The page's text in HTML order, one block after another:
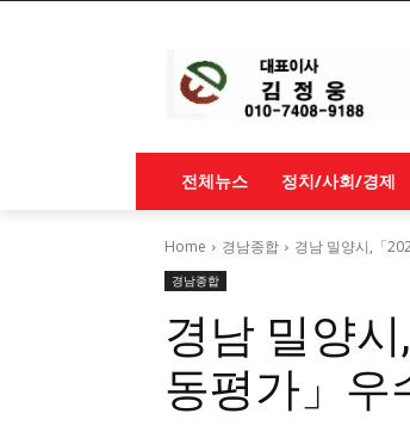
전체뉴스 정치/사회/경제
Home 경남종합 경남 밀양시,「
경남종합
경남 밀양
동평가」우